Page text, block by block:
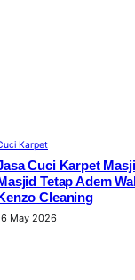
Karpet
Cuci Karpet
Tetap Adem
Kenzo Cleaning
May 2026